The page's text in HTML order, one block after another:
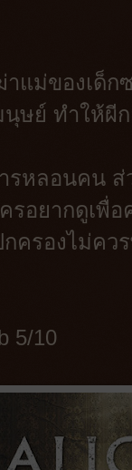
แม่ของเด็ก
ย์ ทำให้ผีก
รหลอนคน
อยากดูเพื่
รองไม่ควร
5/10